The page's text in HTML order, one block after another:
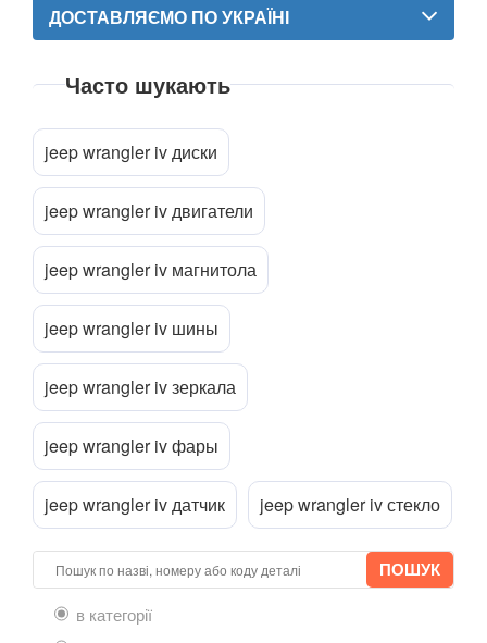
MG keyboard_arrow_down
MERCEDES-BENZ
MINI
MITSUBISHI
NISSAN
OPEL
PEUGEOT
PORSCHE
RENAULT
ROVER keyboard_arrow_down
SAAB keyboard_arrow_down
SEAT
attach_fileПрикріпити файл
ДОСТАВЛЯЄМО ПО УКРАЇНІ
Часто шукають
jeep wrangler iv диски
jeep wrangler iv двигатели
jeep wrangler iv магнитола
jeep wrangler iv шины
jeep wrangler iv зеркала
jeep wrangler iv фары
jeep wrangler iv датчик jeep wrangler iv стекло
в категорії